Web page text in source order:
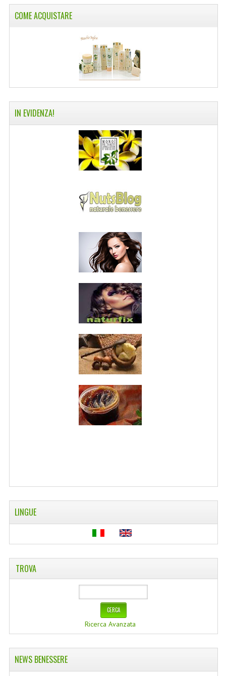
CONDIZIONI DI VENDITA
MAPPA DEL SITO
BUONO REGALO F.A.Q.
BUONI SCONTO
BLOG
FREE-INFO
CORPO
WELLNESS
CAPELLI
OLI ESSENZIALI
FITOTERAPIA NEWS
LINEA OK
MONDO MANCINO
PINTEREST
TUMBLR
COME ACQUISTARE
IN EVIDENZA!
LINGUE
TROVA
Ricerca Avanzata
NEWS BENESSERE